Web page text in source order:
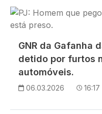
Imagem
GNR da Gafanha
detido por furtos
automóveis.
06.03.2026 16:17